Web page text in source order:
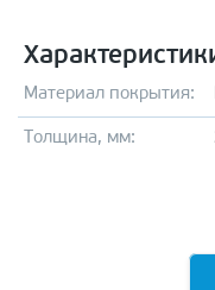
Материал покрытия:
Толщина, мм: